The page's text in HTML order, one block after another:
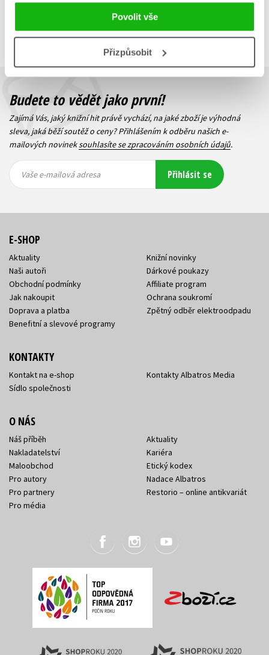
Povolit vše
Přizpůsobit
Zobrazuji 1 až 5 z celkem 5 záznamů
Předchozí 1 Další
Budete to vědět jako první!
Zajímá Vás, jaký knižní hit právě vychází, na jaké zboží je výhodná
sleva, jaká běží soutěž o ceny? Přihlášením k odběru našich e-
mailových novineksouhlasíte se zpracováním osobních údajů.
mailová
mailová
Vaše e-mailová adresa Přihlásit se
E-SHOP
Aktuality
Naši autoři
Obchodní podmínky
Jak nakoupit
Doprava a platba
Benefitní a slevové programy
Knižní novinky
Dárkové poukazy
Affiliate program
Ochrana soukromí
Zpětný odběr elektroodpadu
KONTAKTY
Kontakt na e-shop
Sídlo společnosti
Kontakty Albatros Media
O NÁS
Náš příběh
Nakladatelství
Maloobchod
Pro autory
Pro partnery
Pro média
Aktuality
Kariéra
Etický kodex
Nadace Albatros
Restorio – online antikvariát